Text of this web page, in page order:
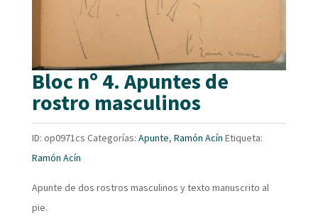
Bloc nº 4. Apuntes de
rostro masculinos
ID: op0971cs Categorías: Apunte, Ramón Acín Etiqueta:
Ramón Acín
Apunte de dos rostros masculinos y texto manuscrito al
pie.